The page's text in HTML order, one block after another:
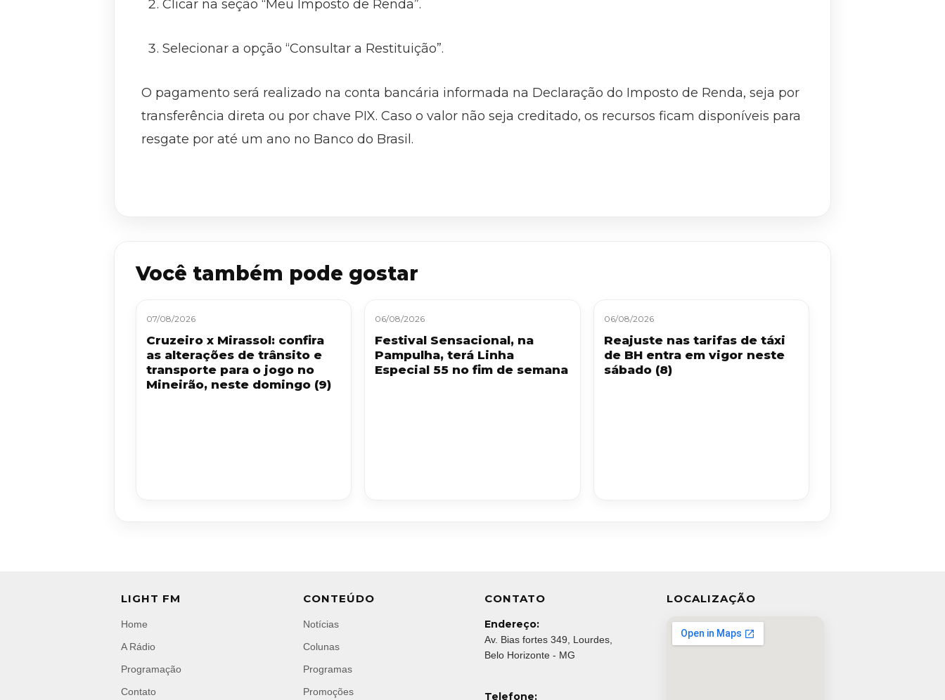
Clicar na seção “Meu Imposto de Renda”.
Selecionar a opção “Consultar a Restituição”.
O pagamento será realizado na conta bancária informada na Declaração do Imposto de Renda, seja por
transferência direta ou por chave PIX. Caso o valor não seja creditado, os recursos ficam disponíveis para
resgate por até um ano no Banco do Brasil.
Você também pode gostar
07/08/2026
Cruzeiro x Mirassol: confira
as alterações de trânsito e
transporte para o jogo no
Mineirão, neste domingo (9)
06/08/2026
Festival Sensacional, na
Pampulha, terá Linha
Especial 55 no fim de semana
06/08/2026
Reajuste nas tarifas de táxi
de BH entra em vigor neste
sábado (8)
LIGHT FM
Home
A Rádio
Programação
Contato
CONTEÚDO
Notícias
Colunas
Programas
Promoções
CONTATO
Endereço:
Av. Bias fortes 349, Lourdes,
Belo Horizonte - MG
Telefone:
LOCALIZAÇÃO